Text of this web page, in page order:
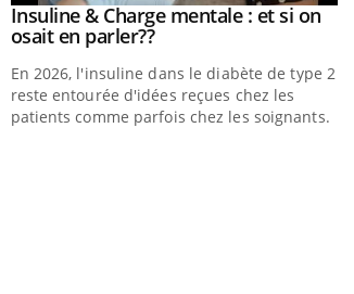
Youtube
Insuline & Charge mentale : et si on
osait en parler??Youtube
En 2026, l'insuline dans le diabète de type 2
reste entourée d'idées reçues chez les
patients comme parfois chez les soignants.